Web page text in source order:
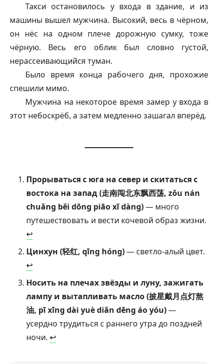
Такси остановилось у входа в здание, и из
машины вышел мужчина. Высокий, весь в чёрном,
он нёс на одном плече дорожную сумку, тоже
чёрную. Весь его облик был словно густой,
нерассеивающийся туман.
Было время конца рабочего дня, прохожие
спешили мимо.
Мужчина на некоторое время замер у входа в
этот небоскрёб, а затем медленно зашагал вперёд.
Прорываться с юга на север и скитаться с
востока на запад (走南闯北东飘西荡, zǒu nán
chuǎng běi dōng piāo xī dàng)— много
путешествовать и вести кочевой образ жизни.
↩︎
Цинхун (轻红, qīng hóng)— светло-алый цвет.
↩︎
Носить на плечах звёзды и луну, зажигать
лампу и вытапливать масло (披星戴月点灯熬
油, pī xīng dài yuè diǎn dēng áo yóu)—
усердно трудиться с раннего утра до поздней
ночи. ↩︎